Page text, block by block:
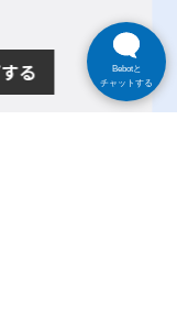
る
Bebotと
チャットする